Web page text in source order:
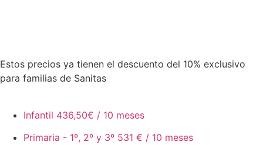
Estos precios ya tienen el descuento del 10% exclusivo
para familias de Sanitas
Infantil 436,50€ / 10 meses
Primaria - 1º, 2º y 3º 531 € / 10 meses